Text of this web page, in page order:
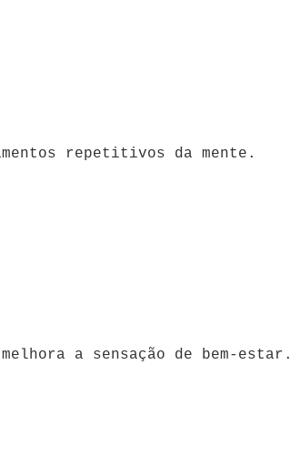
repetitivos da mente.
a sensação de bem-estar.